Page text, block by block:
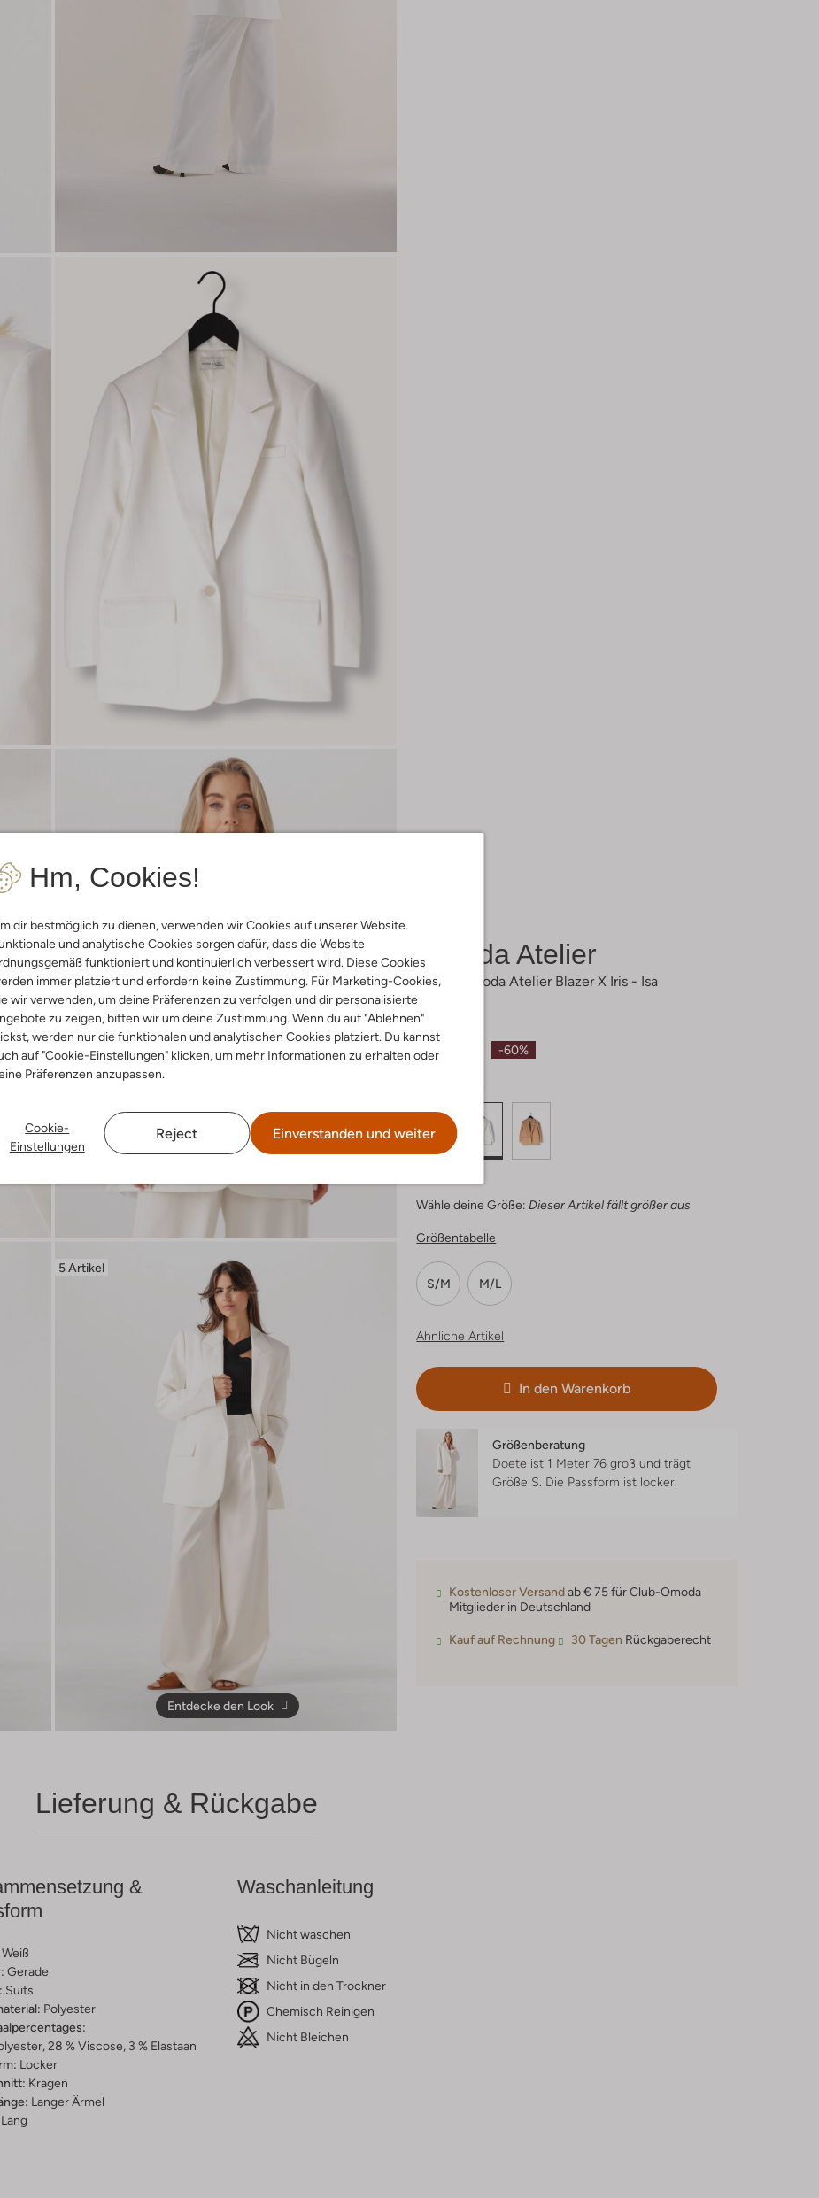
Hm, Cookies!
dir bestmöglich zu dienen, verwenden wir Cookies auf unserer Website.
und analytische Cookies sorgen dafür, dass die Website
funktioniert und kontinuierlich verbessert wird. Diese Cookies
immer platziert und erfordern keine Zustimmung. Für Marketing-Cookies,
wir verwenden, um deine Präferenzen zu verfolgen und dir personalisierte
zu zeigen, bitten wir um deine Zustimmung. Wenn du auf "Ablehnen"
werden nur die funktionalen und analytischen Cookies platziert. Du kannst
auf "Cookie-Einstellungen" klicken, um mehr Informationen zu erhalten oder
Präferenzen anzupassen.
Cookie-
Einstellungen
Reject Einverstanden und weiter
5 Artikel
Entdecke den Look
Omoda Atelier
Weiße Omoda Atelier Blazer X Iris - Isa
-60%
€ 139,99
€ 55,99
Wähle deine Größe: Dieser Artikel fällt größer aus
Größentabelle
S/M M/L
Ähnliche Artikel
In den Warenkorb
Größenberatung
Doete ist 1 Meter 76 groß und trägt
Größe S. Die Passform ist locker
Kostenloser Versandab € 75 für Club-Omoda
Mitglieder in Deutschland
Kauf auf Rechnung 30 Tagen Rückgaberecht
Lieferung & Rückgabe
&
Weiß
Gerade
Suits
Polyester
28 % Viscose, 3 % Elastaan
Locker
Kragen
Langer Ärmel
Lang
Waschanleitung
Nicht waschen
Nicht Bügeln
Nicht in den Trockner
Chemisch Reinigen
Nicht Bleichen